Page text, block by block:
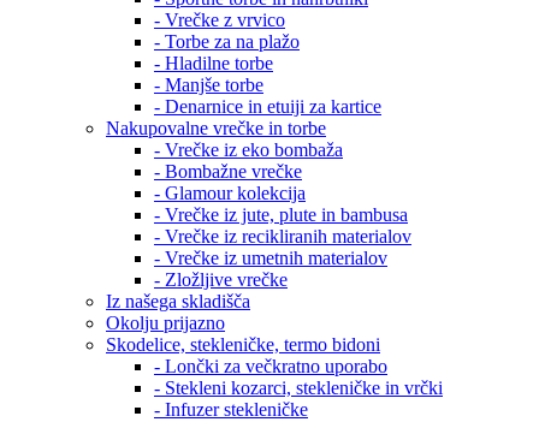
- Vrečke z vrvico
- Torbe za na plažo
- Hladilne torbe
- Manjše torbe
- Denarnice in etuiji za kartice
Nakupovalne vrečke in torbe
- Vrečke iz eko bombaža
- Bombažne vrečke
- Glamour kolekcija
- Vrečke iz jute, plute in bambusa
- Vrečke iz recikliranih materialov
- Vrečke iz umetnih materialov
- Zložljive vrečke
Iz našega skladišča
Okolju prijazno
Skodelice, stekleničke, termo bidoni
- Lončki za večkratno uporabo
- Stekleni kozarci, stekleničke in vrčki
- Infuzer stekleničke